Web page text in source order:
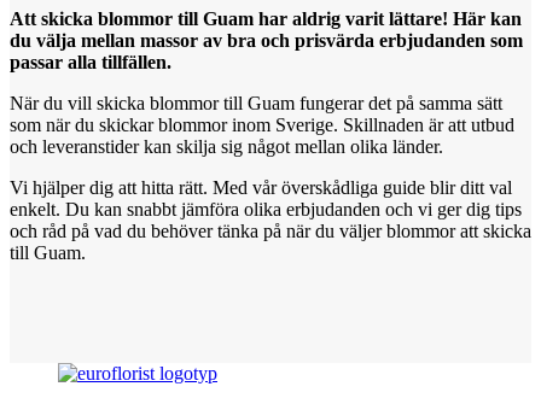
Att skicka blommor till Guam har aldrig varit lättare! Här kan
du välja mellan massor av bra och prisvärda erbjudanden som
passar alla tillfällen.
När du vill skicka blommor till Guam fungerar det på samma sätt
som när du skickar blommor inom Sverige. Skillnaden är att utbud
och leveranstider kan skilja sig något mellan olika länder.
Vi hjälper dig att hitta rätt. Med vår överskådliga guide blir ditt val
enkelt. Du kan snabbt jämföra olika erbjudanden och vi ger dig tips
och råd på vad du behöver tänka på när du väljer blommor att skicka
till Guam.